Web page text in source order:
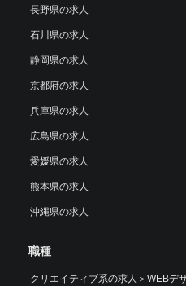
長野県の求人
石川県の求人
静岡県の求人
京都府の求人
兵庫県の求人
広島県の求人
愛媛県の求人
熊本県の求人
沖縄県の求人
職種
クリエイティブ系の求人 ＞ WEBデ